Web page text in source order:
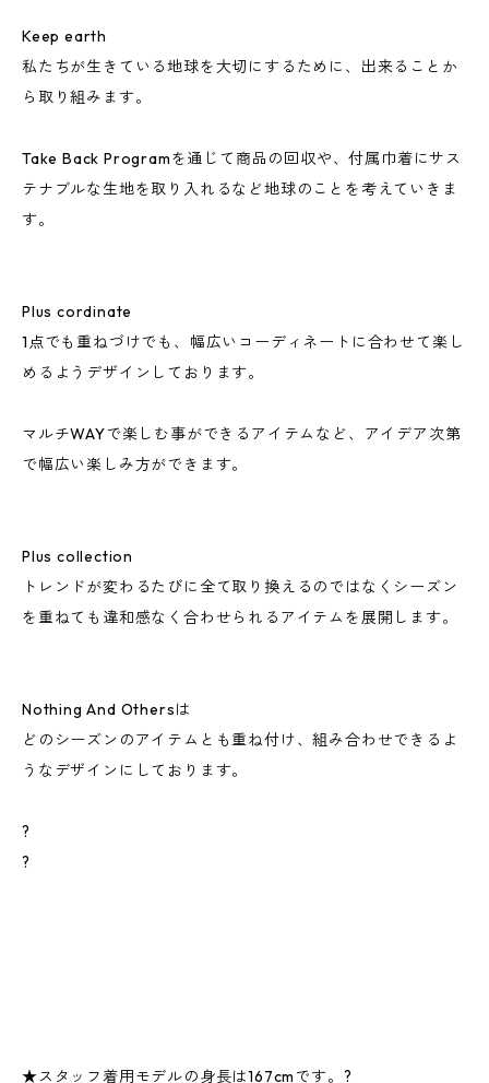
Keep earth
私たちが生きている地球を大切にするために、出来ることか
ら取り組みます。
Take Back Programを通じて商品の回収や、付属巾着にサス
テナブルな生地を取り入れるなど地球のことを考えていきま
す。
Plus cordinate
1点でも重ねづけでも、幅広いコーディネートに合わせて楽し
めるようデザインしております。
マルチWAYで楽しむ事ができるアイテムなど、アイデア次第
で幅広い楽しみ方ができます。
Plus collection
トレンドが変わるたびに全て取り換えるのではなくシーズン
を重ねても違和感なく合わせられるアイテムを展開します。
Nothing And Othersは
どのシーズンのアイテムとも重ね付け、組み合わせできるよ
うなデザインにしております。
?
?
★スタッフ着用モデルの身長は167cmです。?